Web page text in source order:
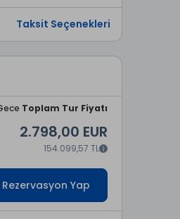
Taksit Seçenekleri
Toplam Tur Fiyatı
2.798,00 EUR
154.099,57 TL
Rezervasyon Yap